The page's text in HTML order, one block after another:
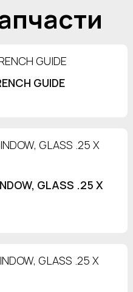
GUIDE
GLASS .25 X